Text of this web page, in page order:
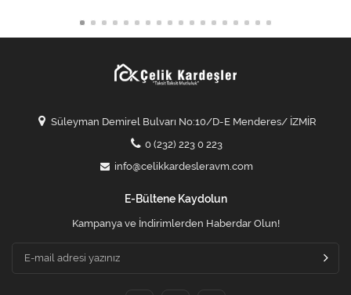
Süleyman Demirel Bulvarı No:10/D-E Menderes/ İZMİR
0 (232) 223 0 223
info@celikkardesleravm.com
E-Bültene Kaydolun
Kampanya ve İndirimlerden Haberdar Olun!